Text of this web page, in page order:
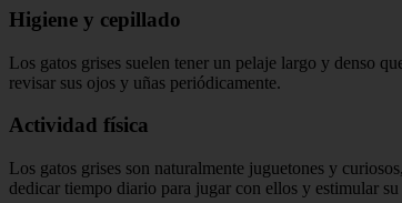
Higiene y cepillado
Los gatos grises suelen tener un pelaje largo y denso
revisar sus ojos y uñas periódicamente.
Actividad física
Los gatos grises son naturalmente juguetones y
dedicar tiempo diario para jugar con ellos y estimular su